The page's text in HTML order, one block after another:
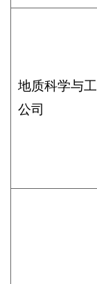
地质科学与
公司